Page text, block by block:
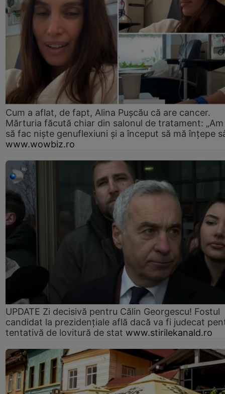
Cum a aflat, de fapt, Alina Pușcău că are cancer.
Mărturia făcută chiar din salonul de tratament:
să fac niște genuflexiuni și a început să mă înțepe
www.wowbiz.ro
UPDATE Zi decisivă pentru Călin Georgescu! Fostul
candidat la prezidențiale află dacă va fi judecat
tentativă de lovitură de stat www.stirilekanald.ro